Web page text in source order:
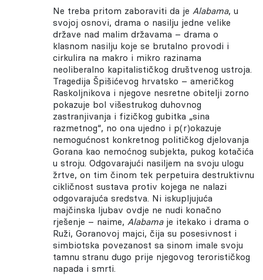
Ne treba pritom zaboraviti da je Alabama, u
svojoj osnovi, drama o nasilju jedne velike
države nad malim državama – drama o
klasnom nasilju koje se brutalno provodi i
cirkulira na makro i mikro razinama
neoliberalno kapitalističkog društvenog ustroja.
Tragedija Špišićevog hrvatsko – američkog
Raskoljnikova i njegove nesretne obitelji zorno
pokazuje bol višestrukog duhovnog
zastranjivanja i fizičkog gubitka „sina
razmetnog“, no ona ujedno i p(r)okazuje
nemogućnost konkretnog političkog djelovanja
Gorana kao nemoćnog subjekta, pukog kotačića
u stroju. Odgovarajući nasiljem na svoju ulogu
žrtve, on tim činom tek perpetuira destruktivnu
cikličnost sustava protiv kojega ne nalazi
odgovarajuća sredstva. Ni iskupljujuća
majčinska ljubav ovdje ne nudi konačno
rješenje – naime, Alabamaje itekako i drama o
Ruži, Goranovoj majci, čija su posesivnost i
simbiotska povezanost sa sinom imale svoju
tamnu stranu dugo prije njegovog terorističkog
napada i smrti.